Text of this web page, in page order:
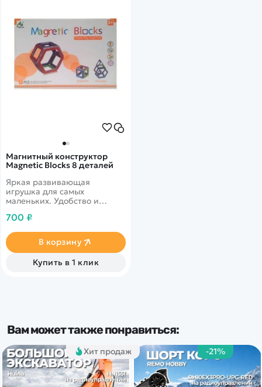
Магнитный конструктор
Magnetic Blocks 8 деталей
Яркая развивающая
игрушка для самых
маленьких. Удобство и
700 ₽
В корзину
Купить в 1 клик
Вам может также понравиться:
-21%
Хит продаж